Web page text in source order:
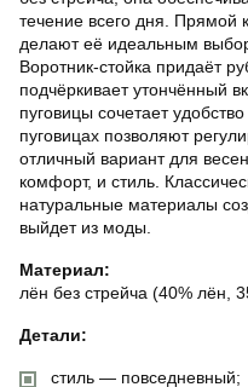
течение всего дня. Прямой
делают её идеальным
Воротник-стойка придаёт
подчёркивает утончённый
пуговицы сочетает
пуговицах позволяют
отличный вариант для
комфорт, и стиль.
натуральные материалы
выйдет из моды.
Материал:
лён без стрейча (40% лён,
Детали:
стиль — повседневный;